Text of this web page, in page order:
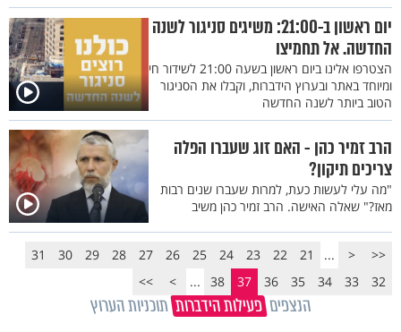
יום ראשון ב-21:00: משיגים סניגור לשנה
החדשה. אל תחמיצו
הצטרפו אלינו ביום ראשון בשעה 21:00 לשידור חי
ומיוחד באתר ובערוץ הידברות, וקבלו את הסניגור
הטוב ביותר לשנה החדשה
הרב זמיר כהן - האם זוג שעברו הפלה
צריכים תיקון?
"מה עלי לעשות כעת, למרות שעברו שנים רבות
מאז?" שאלה האישה. הרב זמיר כהן משיב
<<
<
...
21
22
23
24
25
26
27
28
29
30
31
32
33
34
35
36
37
38
...
>
>>
הנצפים פעילות הידברות תוכניות הערוץ